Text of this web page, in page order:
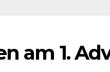
am 1.